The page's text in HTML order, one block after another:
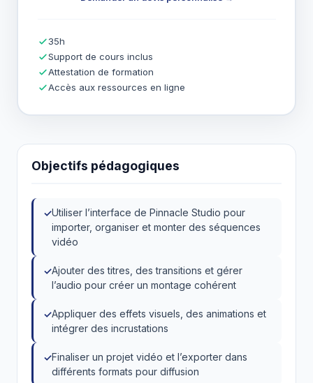
Objectifs pédagogiques
Utiliser l’interface de Pinnacle Studio pour
importer, organiser et monter des séquences
vidéo
Ajouter des titres, des transitions et gérer
l’audio pour créer un montage cohérent
Appliquer des effets visuels, des animations et
intégrer des incrustations
Finaliser un projet vidéo et l’exporter dans
différents formats pour diffusion
35h
Support de cours inclus
Attestation de formation
Accès aux ressources en ligne